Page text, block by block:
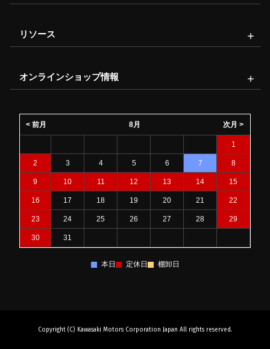
リソース
オンラインショップ情報
8月
< 前月 次月 >
1
2 3 4 5 6 7 8
9 10 11 12 13 14 15
16 17 18 19 20 21 22
23 24 25 26 27 28 29
30 31
本日 定休日 棚卸日
Copyright (C) Kawasaki Motors Corporation Japan All rights reserved.